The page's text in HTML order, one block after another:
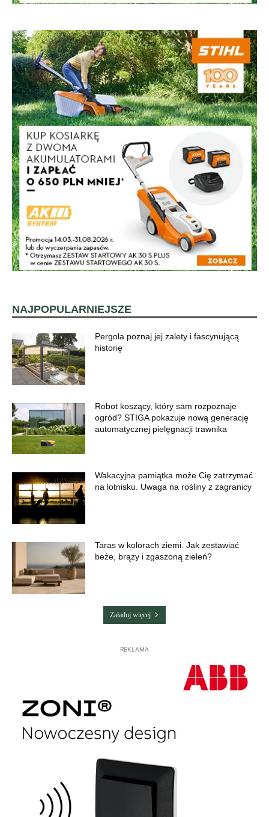
NAJPOPULARNIEJSZE
Pergola poznaj jej zalety i fascynującą
historię
Robot koszący, który sam rozpoznaje
ogród? STIGA pokazuje nową generację
automatycznej pielęgnacji trawnika
Wakacyjna pamiątka może Cię zatrzymać
na lotnisku. Uwaga na rośliny z zagranicy
Taras w kolorach ziemi. Jak zestawiać
beże, brązy i zgaszoną zieleń?
Załaduj więcej
REKLAMA